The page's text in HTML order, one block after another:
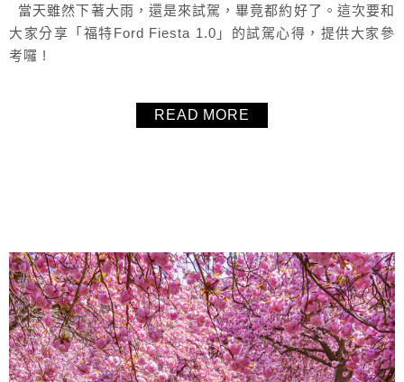
當天雖然下著大雨，還是來試駕，畢竟都約好了。這次要和
大家分享「福特Ford Fiesta 1.0」的試駕心得，提供大家參
考囉 !
READ MORE
About